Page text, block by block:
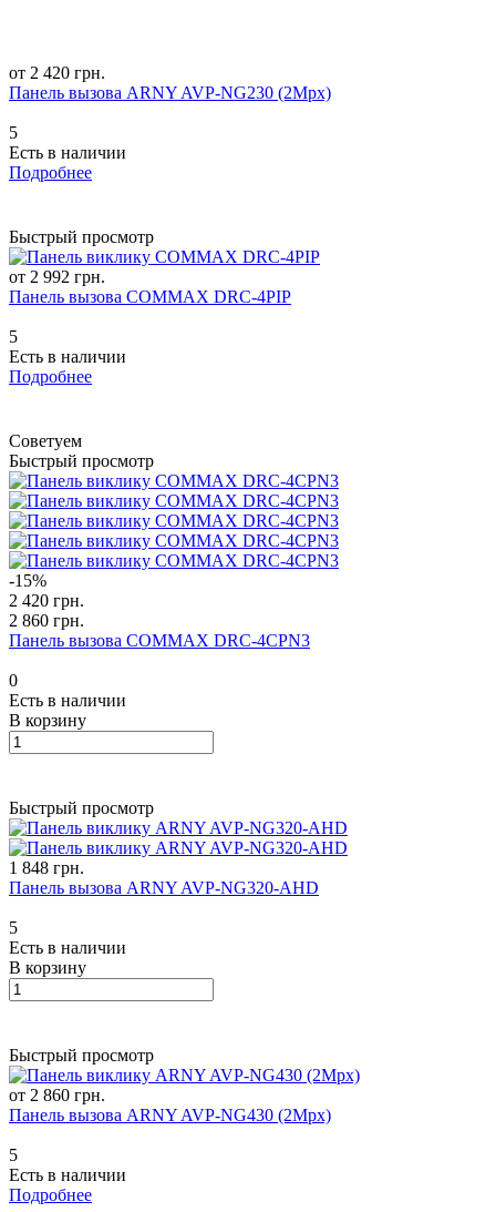
от 2 420 грн.
Панель вызова ARNY AVP-NG230 (2Mpx)
5
Есть в наличии
Подробнее
Быстрый просмотр
от 2 992 грн.
Панель вызова COMMAX DRC-4PIP
5
Есть в наличии
Подробнее
Советуем
Быстрый просмотр
-15%
2 420 грн.
2 860 грн.
Панель вызова COMMAX DRC-4CPN3
0
Есть в наличии
В корзину
Быстрый просмотр
1 848 грн.
Панель вызова ARNY AVP-NG320-AHD
5
Есть в наличии
В корзину
Быстрый просмотр
от 2 860 грн.
Панель вызова ARNY AVP-NG430 (2Mpx)
5
Есть в наличии
Подробнее